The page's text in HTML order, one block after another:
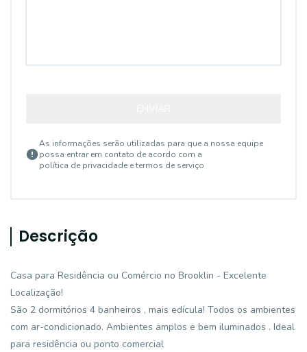
As informações serão utilizadas para que a nossa equipe
possa entrar em contato de acordo com a
política de privacidade e termos de serviço
Descrição
Casa para Residência ou Comércio no Brooklin - Excelente
Localização!
São 2 dormitórios 4 banheiros , mais edícula! Todos os ambientes
com ar-condicionado. Ambientes amplos e bem iluminados . Ideal
para residência ou ponto comercial